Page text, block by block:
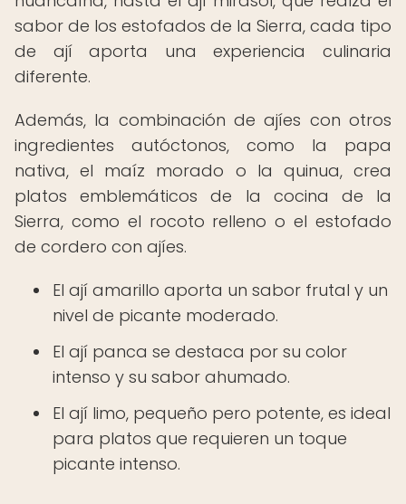
sabor de los estofados de la Sierra, cada tipo
de ají aporta una experiencia culinaria
diferente.
Además, la combinación de ajíes con otros
ingredientes autóctonos, como la papa
nativa, el maíz morado o la quinua, crea
platos emblemáticos de la cocina de la
Sierra, como el rocoto relleno o el estofado
de cordero con ajíes.
El ají amarillo aporta un sabor frutal y un
nivel de picante moderado.
El ají panca se destaca por su color
intenso y su sabor ahumado.
El ají limo, pequeño pero potente, es ideal
para platos que requieren un toque
picante intenso.